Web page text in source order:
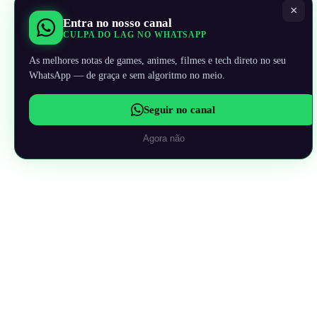
×
Entra no nosso canal
CULPA DO LAG NO WHATSAPP
As melhores notas de games, animes, filmes e tech direto no seu
WhatsApp — de graça e sem algoritmo no meio.
Seguir no canal
Agora não